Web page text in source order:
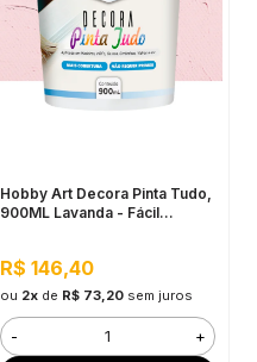
Hobby Art Decora Pinta Tudo,
900ML Lavanda - Fácil
R$ 146,40
ou 2xde R$ 73,20 sem juros
- +